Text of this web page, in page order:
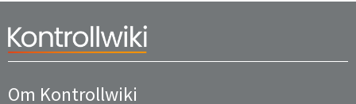
Om Kontrollwiki